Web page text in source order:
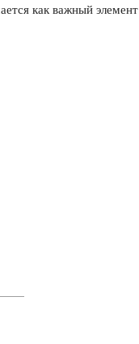
как важный элемент